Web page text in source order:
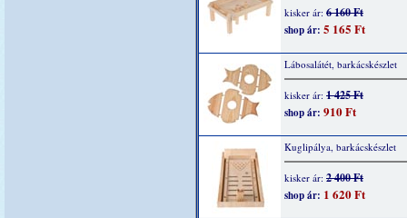
kisker ár: 6 160 Ft
shop ár: 5 165 Ft
Lábosalátét, barkácskészlet
kisker ár: 1 425 Ft
shop ár: 910 Ft
Kuglipálya, barkácskészlet
kisker ár: 2 400 Ft
shop ár: 1 620 Ft